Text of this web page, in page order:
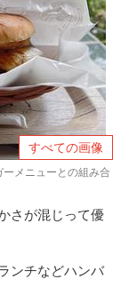
すべての画像
ーメニューとの組み合
さが混じって優
ンチなどハンバ